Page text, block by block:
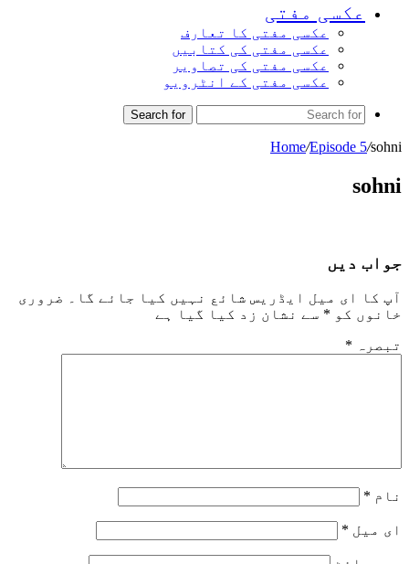
عکسی مفتی
عکسی مفتی کا تعارف
عکسی مفتی کی کتابیں
عکسی مفتی کی تصاویر
عکسی مفتی کے انٹرویو
Search for
Home/Episode 5/sohni
sohni
جواب دیں
آپ کا ای میل ایڈریس شائع نہیں کیا جائے گا۔
ضروری
خانوں کو * سے نشان زد کیا گیا ہے
تبصرہ *
نام *
ای میل *